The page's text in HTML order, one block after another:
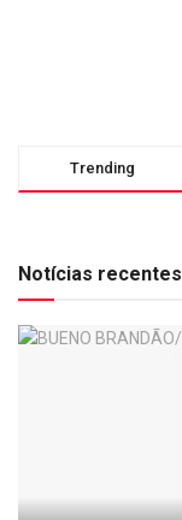
Trending
Notícias recentes